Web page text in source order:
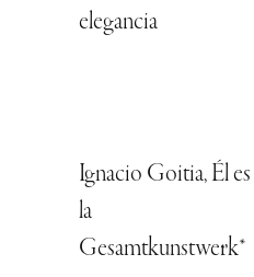
elegancia
Ignacio Goitia, Él es
la
Gesamtkunstwerk*